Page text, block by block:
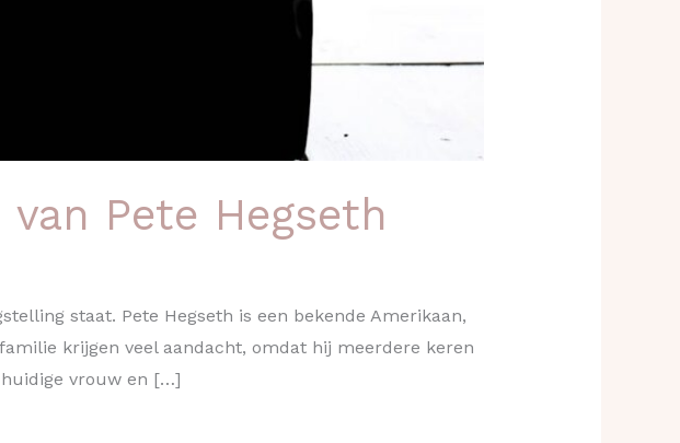
Pete Hegseth
staat. Pete Hegseth is een bekende Amerikaan,
krijgen veel aandacht, omdat hij meerdere keren
vrouw en […]